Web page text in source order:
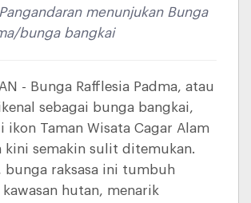
menunjukan Bunga
bunga bangkai
- Bunga Rafflesia Padma, atau
sebagai bunga bangkai,
ikon Taman Wisata Cagar Alam
kini semakin sulit ditemukan.
bunga raksasa ini tumbuh
hutan, menarik